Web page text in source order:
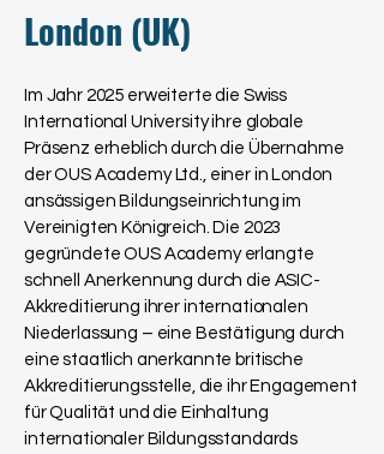
London (UK)
Im Jahr 2025 erweiterte die Swiss
International University ihre globale
Präsenz erheblich durch die Übernahme
der OUS Academy Ltd., einer in London
ansässigen Bildungseinrichtung im
Vereinigten Königreich. Die 2023
gegründete OUS Academy erlangte
schnell Anerkennung durch die ASIC-
Akkreditierung ihrer internationalen
Niederlassung – eine Bestätigung durch
eine staatlich anerkannte britische
Akkreditierungsstelle, die ihr Engagement
für Qualität und die Einhaltung
internationaler Bildungsstandards